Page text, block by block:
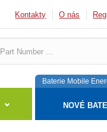
Kontakty O nás
Baterie Mobile
NOVÉ